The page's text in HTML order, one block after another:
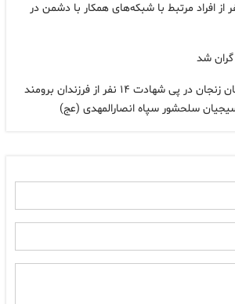
اموال ۵۲ نفر از افراد مرتبط با شبکه‌های همکار با دشمن در
گران شد
تعطیلی ادارات استان زنجان در پی شهادت ۱۴ نفر از فرزندان برومند
سلحشور سپاه انصارالمهدی (عج)